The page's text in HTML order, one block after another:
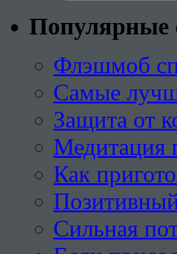
Популярные
Флэшмоб
Самые
Защита от
Медитация
Как
Сильная